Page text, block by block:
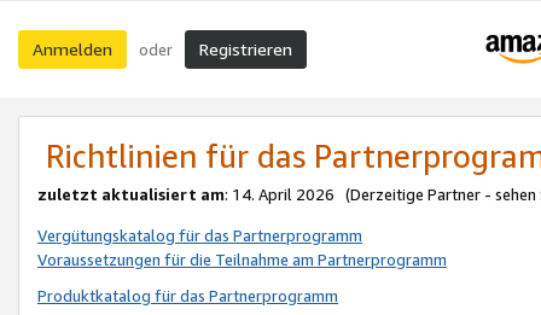
Anmelden oder Registrieren
Richtlinien für das
zuletzt aktualisiert am: 14. April 2026 (Derzeitige Partner - sehen
Vergütungskatalog für das Partnerprogramm
Voraussetzungen für die Teilnahme am Partnerprogramm
Produktkatalog für das Partnerprogramm